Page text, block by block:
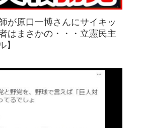
が原口一博さんにサイキッ
はまさかの・・・立憲民主
】